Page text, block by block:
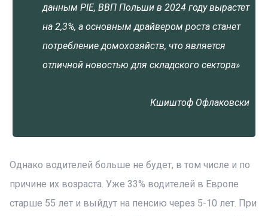
данным PIE, ВВП Польши в 2024 году вырастет
на 2,3%, а основным драйвером роста станет
потребление домохозяйств, что является
отличной новостью для складского сектора»
Кшиштоф Офлаковски
Однако водителей больше не будет, в том числе и по
причине их возраста. Уже 33% водителей в Европе
старше 55 лет и выйдут на пенсию через 5-10 лет. При